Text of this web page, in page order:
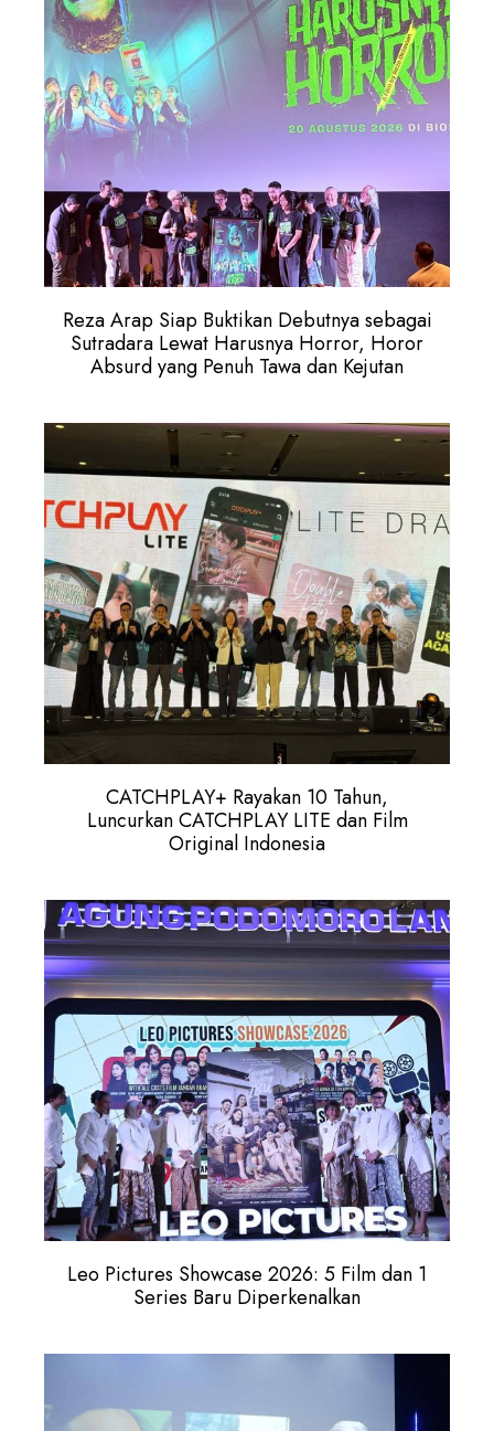
Reza Arap Siap Buktikan Debutnya sebagai
Sutradara Lewat Harusnya Horror, Horor
Absurd yang Penuh Tawa dan Kejutan
CATCHPLAY+ Rayakan 10 Tahun,
Luncurkan CATCHPLAY LITE dan Film
Original Indonesia
Leo Pictures Showcase 2026: 5 Film dan 1
Series Baru Diperkenalkan